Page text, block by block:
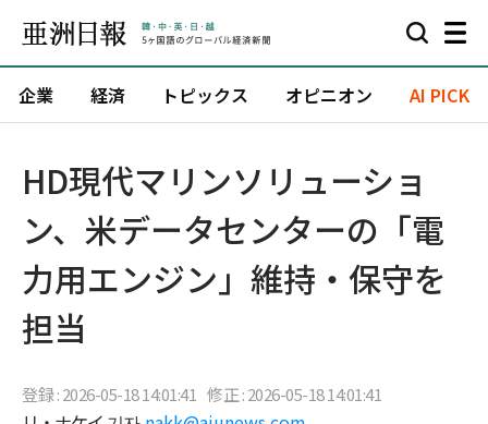
企業 経済 トピックス オピニオン AI PICK
HD現代マリンソリューショ
ン、米データセンターの「電
力用エンジン」維持・保守を
担当
登録 : 2026-05-18 14:01:41 修正 : 2026-05-18 14:01:41